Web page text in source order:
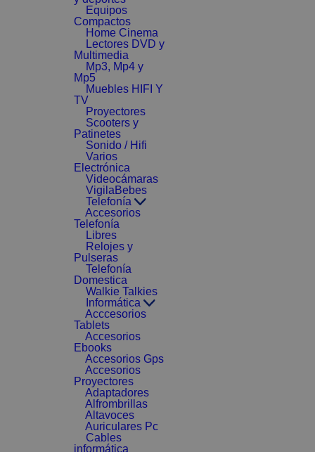
Equipos
Compactos
Home Cinema
Lectores DVD y
Multimedia
Mp3, Mp4 y
Mp5
Muebles HIFI Y
TV
Proyectores
Scooters y
Patinetes
Sonido / Hifi
Varios
Electrónica
Videocámaras
VigilaBebes
Telefonía
Accesorios
Telefonía
Libres
Relojes y
Pulseras
Telefonía
Domestica
Walkie Talkies
Informática
Acccesorios
Tablets
Accesorios
Ebooks
Accesorios Gps
Accesorios
Proyectores
Adaptadores
Alfrombrillas
Altavoces
Auriculares Pc
Cables
informática